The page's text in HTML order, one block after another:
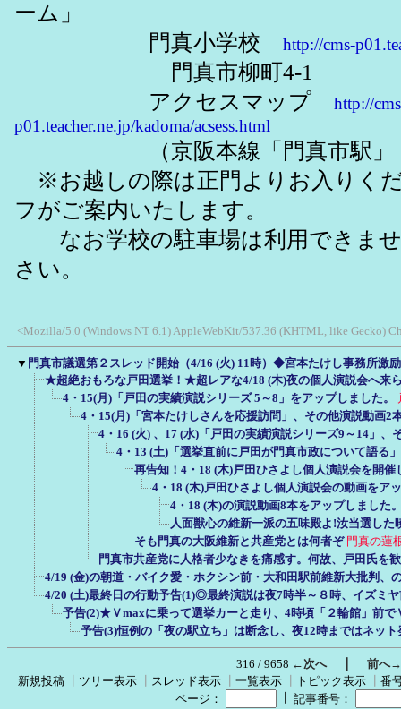
ーム」
門真小学校
http://cms-
門真市柳町4-1
アクセスマップ
http://
p01.teacher.ne.jp/kadoma/acsess.html
（京阪本線「門真市駅」
※お越しの際は正門よりお入りく
フがご案内いたします。
なお学校の駐車場は利用できませ
さい。
<Mozilla/5.0 (Windows NT 6.1) AppleWebKit/537.36 (KHTML, like Gecko)
▼ 門真市議選第２スレッド開始（4/16 (火) 11時）◆宮本たけし事務所激
★超絶おもろな戸田選挙！★超レアな4/18 (木)夜の個人演説会へ来
4・15(月)「戸田の実績演説シリーズ 5～8」をアップしました。
4・15(月)「宮本たけしさんを応援訪問」、その他演説動画2
4・16 (火) 、17 (水)「戸田の実績演説シリーズ9～14」、
4・13 (土)「選挙直前に戸田が門真市政について語る
再告知！4・18 (木)戸田ひさよし個人演説会を開催
4・18 (木)戸田ひさよし個人演説会の動画をア
4・18 (木)の演説動画8本をアップしました
人面獣心の維新一派の五味殿よ!汝当選した
そも門真の大阪維新と共産党とは何者ぞ 門真の蓮
門真市共産党に人格者少なきを痛感す。何故、戸田氏を
4/19 (金)の朝道・バイク愛・ホクシン前・大和田駅前維新大批判、
4/20 (土)最終日の行動予告(1)◎最終演説は夜7時半～８時、イズミ
予告(2)★Ｖmaxに乗って選挙カーと走り、4時頃「２輪館」前で
予告(3)恒例の「夜の駅立ち」は断念し、夜12時まではネッ
316 / 9658 ←次へ｜ 前へ→
新規投稿
ツリー表示 スレッド表示 一覧表示 トピック表示
番
ページ：
記事番号：